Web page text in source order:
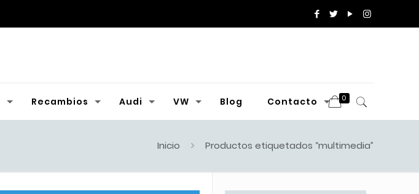
Recambios Audi VW Blog Contacto 0
Inicio Productos etiquetados “multimedia”